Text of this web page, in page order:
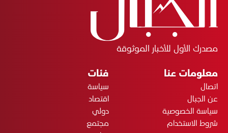
مصدرك الأول للأخبار الموثوقة
معلومات عنا
اتصال
عن الجبال
سياسة الخصوصية
شروط الاستخدام
فئات
سياسة
اقتصاد
دولي
مجتمع